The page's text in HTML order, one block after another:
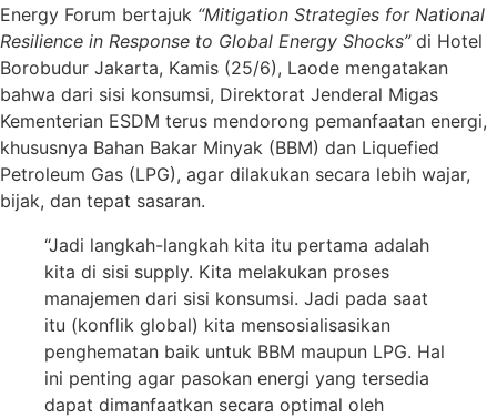
Energy Forum bertajuk “Mitigation Strategies for National
Resilience in Response to Global Energy Shocks”di Hotel
Borobudur Jakarta, Kamis (25/6), Laode mengatakan
bahwa dari sisi konsumsi, Direktorat Jenderal Migas
Kementerian ESDM terus mendorong pemanfaatan energi,
khususnya Bahan Bakar Minyak (BBM) dan Liquefied
Petroleum Gas (LPG), agar dilakukan secara lebih wajar,
bijak, dan tepat sasaran.
“Jadi langkah-langkah kita itu pertama adalah
kita di sisi supply. Kita melakukan proses
manajemen dari sisi konsumsi. Jadi pada saat
itu (konflik global) kita mensosialisasikan
penghematan baik untuk BBM maupun LPG. Hal
ini penting agar pasokan energi yang tersedia
dapat dimanfaatkan secara optimal oleh